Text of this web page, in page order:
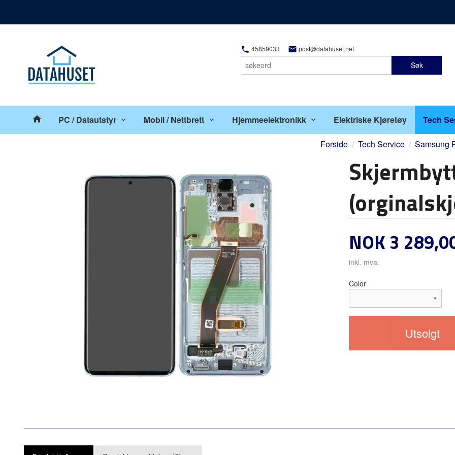
45859033 post@datahuset.net
Søk
Produkter
PC / Datautstyr Mobil / Nettbrett Hjemmeelektronikk Elektriske Kjøretøy Tech
Forside Tech Service Samsung
Pris
NOK 3
inkl. mva.
Color
Utsolgt